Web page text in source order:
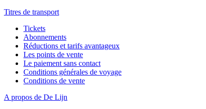
Titres de transport
Tickets
Abonnements
Réductions et tarifs avantageux
Les points de vente
Le paiement sans contact
Conditions générales de voyage
Conditions de vente
A propos de De Lijn